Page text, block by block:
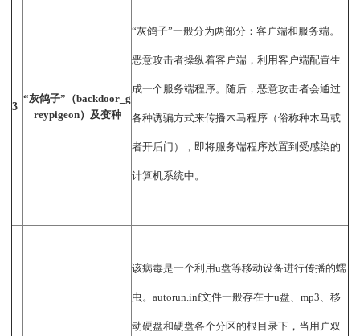
3
“灰鸽子”（backdoor_g
reypigeon）及变种
“灰鸽子”一般分为两部分：客户端和服务端。
恶意攻击者操纵着客户端，利用客户端配置生
成一个服务端程序。随后，恶意攻击者会通过
各种诱骗方式来传播木马程序（俗称种木马或
者开后门），即将服务端程序放置到受感染的
计算机系统中。
该病毒是一个利用u盘等移动设备进行传播的蠕
虫。autorun.inf文件一般存在于u盘、mp3、移
动硬盘和硬盘各个分区的根目录下，当用户双